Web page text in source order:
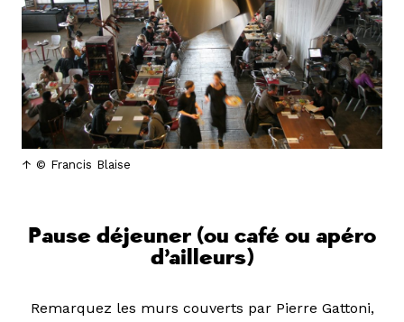
© Francis Blaise
Pause déjeuner (ou café ou apéro
d’ailleurs)
Remarquez les murs couverts par Pierre Gattoni,